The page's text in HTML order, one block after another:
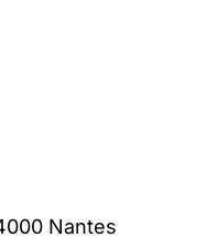
Nantes